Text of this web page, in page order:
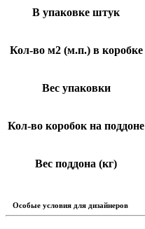
В упаковке штук
Кол-во м2 (м.п.) в коробке
Вес упаковки
Кол-во коробок на поддоне
Вес поддона (кг)
Особые условия для дизайнеров